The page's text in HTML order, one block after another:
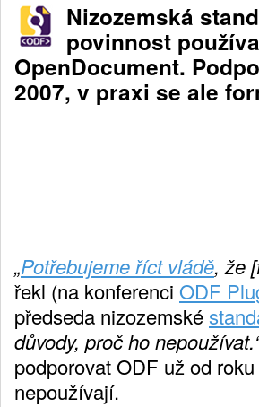
Nizozemská
povinnost
OpenDocument.
2007, v praxi se ale
„Potřebujeme říct vládě, že
řekl (na konferenci ODF
předseda nizozemské
důvody, proč ho
podporovat ODF už od
nepoužívají.